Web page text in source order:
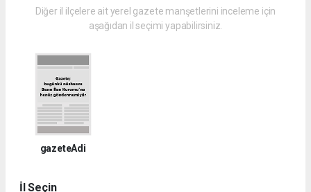
Diğer il ilçelere ait yerel gazete manşetlerini inceleme için
aşağıdan il seçimi yapabilirsiniz.
gazeteAdi
İl Seçin